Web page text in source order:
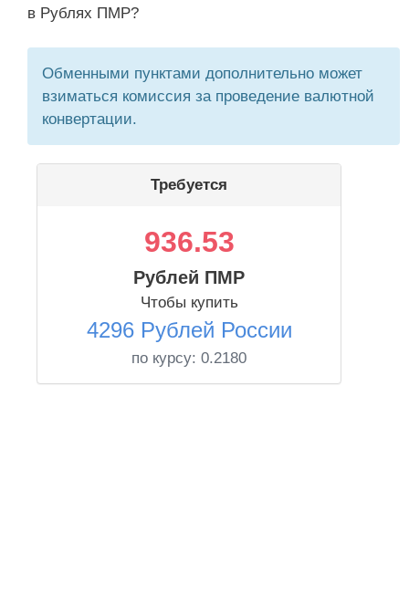
в Рублях ПМР?
Обменными пунктами дополнительно может
взиматься комиссия за проведение валютной
конвертации.
Требуется
936.53
Рублей ПМР
Чтобы купить
4296 Рублей России
по курсу: 0.2180